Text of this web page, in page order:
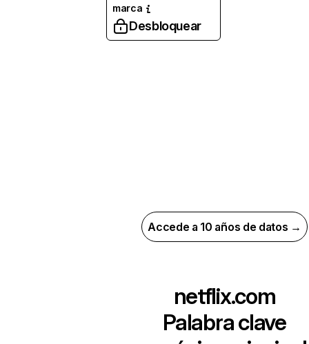
marca
Desbloquear
Accede a 10 años de datos →
netflix.com
Palabra clave